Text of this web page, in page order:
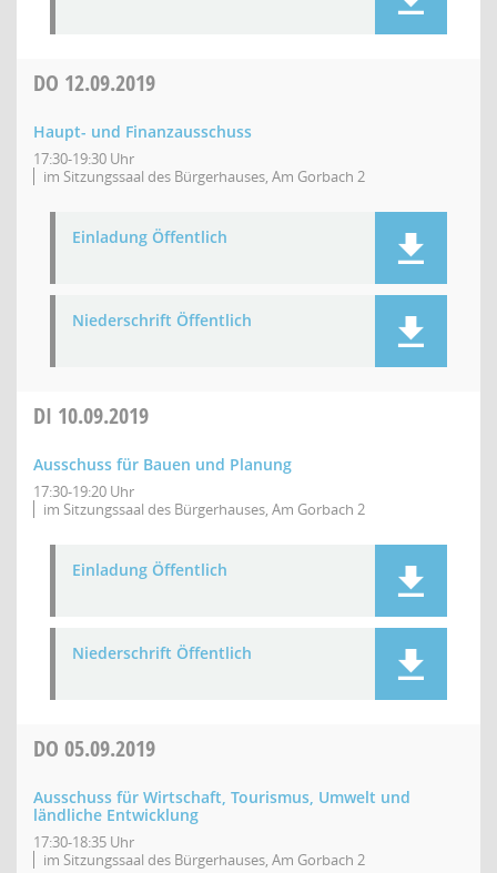
DO 12.09.2019
Haupt- und Finanzausschuss
17:30-19:30 Uhr
im Sitzungssaal des Bürgerhauses, Am Gorbach 2
Einladung Öffentlich
Niederschrift Öffentlich
DI 10.09.2019
Ausschuss für Bauen und Planung
17:30-19:20 Uhr
im Sitzungssaal des Bürgerhauses, Am Gorbach 2
Einladung Öffentlich
Niederschrift Öffentlich
DO 05.09.2019
Ausschuss für Wirtschaft, Tourismus, Umwelt und
ländliche Entwicklung
17:30-18:35 Uhr
im Sitzungssaal des Bürgerhauses, Am Gorbach 2